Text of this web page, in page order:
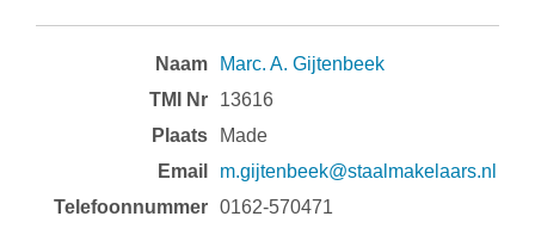
Marc. A. Gijtenbeek
13616
Made
m.gijtenbeek@staalmakelaars.nl
0162-570471